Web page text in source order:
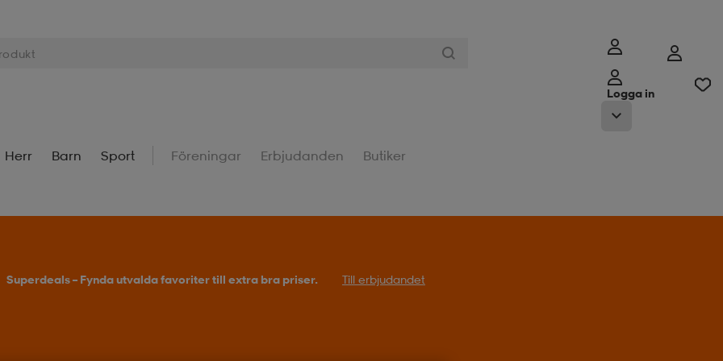
Logga in
Herr Barn Sport Föreningar Erbjudanden Butiker
Superdeals – Fynda utvalda favoriter till extra bra priser. Till erbjudandet